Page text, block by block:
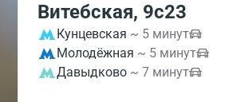
Витебская, 9с23
Кунцевская ~ 5 минут
Молодёжная ~ 5 минут
Давыдково ~ 7 минут